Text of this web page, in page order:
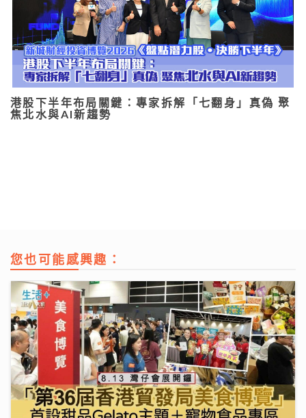
港股下半年布局關鍵：專家拆解「七翻身」真偽 聚
焦北水與AI新趨勢
您也可能感興趣：